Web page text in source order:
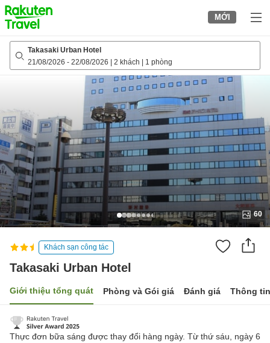
to
top
page
MỚI
Takasaki Urban Hotel
21/08/2026 - 22/08/2026 2 khách 1 phòng
60
Khách sạn công tác
Takasaki Urban Hotel
Giới thiệu tổng quát Phòng và Gói giá Đánh giá Thông
Thực đơn bữa sáng được thay đổi hàng ngày. Từ thứ sáu, ngày 6